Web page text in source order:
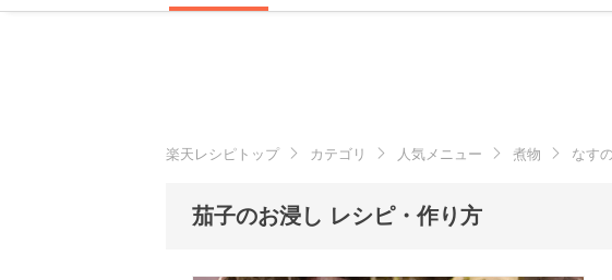
楽天レシピトップ カテゴリ 人気メニュー 煮物 なす
茄子のお浸し レシピ・作り方